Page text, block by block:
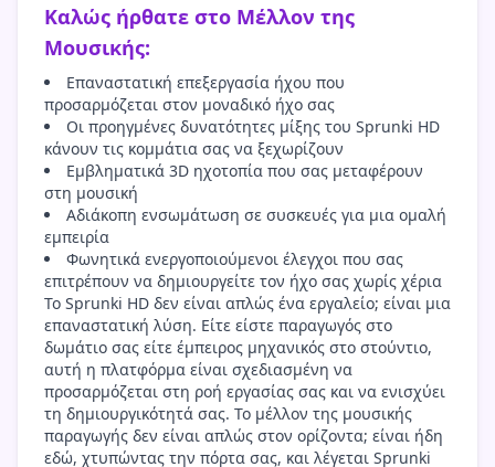
Καλώς ήρθατε στο Μέλλον της
Μουσικής:
Επαναστατική επεξεργασία ήχου που
προσαρμόζεται στον μοναδικό ήχο σας
Οι προηγμένες δυνατότητες μίξης του Sprunki HD
κάνουν τις κομμάτια σας να ξεχωρίζουν
Εμβληματικά 3D ηχοτοπία που σας μεταφέρουν
στη μουσική
Αδιάκοπη ενσωμάτωση σε συσκευές για μια ομαλή
εμπειρία
Φωνητικά ενεργοποιούμενοι έλεγχοι που σας
επιτρέπουν να δημιουργείτε τον ήχο σας χωρίς χέρια
Το Sprunki HD δεν είναι απλώς ένα εργαλείο; είναι μια
επαναστατική λύση. Είτε είστε παραγωγός στο
δωμάτιο σας είτε έμπειρος μηχανικός στο στούντιο,
αυτή η πλατφόρμα είναι σχεδιασμένη να
προσαρμόζεται στη ροή εργασίας σας και να ενισχύει
τη δημιουργικότητά σας. Το μέλλον της μουσικής
παραγωγής δεν είναι απλώς στον ορίζοντα; είναι ήδη
εδώ, χτυπώντας την πόρτα σας, και λέγεται Sprunki